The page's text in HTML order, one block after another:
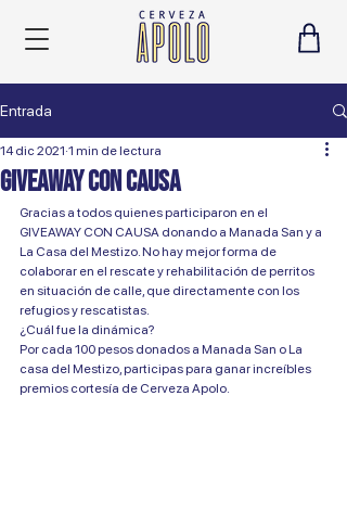
Entrada
Giveaway Con Causa
14 dic 2021 1 min de lectura
Gracias a todos quienes participaron en el
GIVEAWAY CON CAUSA donando a Manada San y a
La Casa del Mestizo. No hay mejor forma de
colaborar en el rescate y rehabilitación de perritos
en situación de calle, que directamente con los
refugios y rescatistas.
¿Cuál fue la dinámica?
Por cada 100 pesos donados a Manada San o La
casa del Mestizo, participas para ganar increíbles
premios cortesía de Cerveza Apolo.